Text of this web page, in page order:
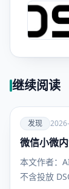
爱
继续阅读
爱
发现
发现
微信小微
本文作者：
不含投放